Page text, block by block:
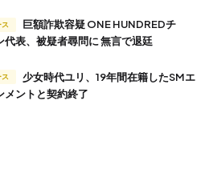
代表、被疑者尋問に 無言で退廷
ス
メントと契約終了